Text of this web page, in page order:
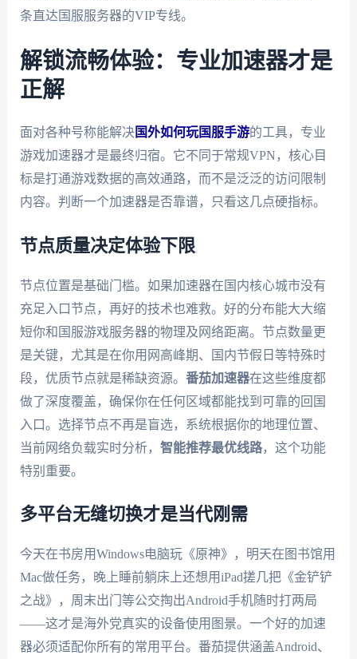
条直达国服服务器的VIP专线。
解锁流畅体验：专业加速器才是
正解
面对各种号称能解决国外如何玩国服手游的工具，专业
游戏加速器才是最终归宿。它不同于常规VPN，核心目
标是打通游戏数据的高效通路，而不是泛泛的访问限制
内容。判断一个加速器是否靠谱，只看这几点硬指标。
节点质量决定体验下限
节点位置是基础门槛。如果加速器在国内核心城市没有
充足入口节点，再好的技术也难救。好的分布能大大缩
短你和国服游戏服务器的物理及网络距离。节点数量更
是关键，尤其是在你用网高峰期、国内节假日等特殊时
段，优质节点就是稀缺资源。 番茄加速器在这些维度都
做了深度覆盖，确保你在任何区域都能找到可靠的回国
入口。选择节点不再是盲选，系统根据你的地理位置、
当前网络负载实时分析， 智能推荐最优线路，这个功能
特别重要。
多平台无缝切换才是当代刚需
今天在书房用Windows电脑玩《原神》，明天在图书馆用
Mac做任务，晚上睡前躺床上还想用iPad搓几把《金铲铲
之战》，周末出门等公交掏出Android手机随时打两局
——这才是海外党真实的设备使用图景。一个好的加速
器必须适配你所有的常用平台。番茄提供涵盖Android、